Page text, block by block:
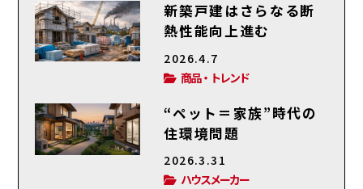
新築戸建はさらなる断
熱性能向上進む
2026.4.7
商品・トレンド
“ペット＝家族”時代の
住環境問題
2026.3.31
ハウスメーカー